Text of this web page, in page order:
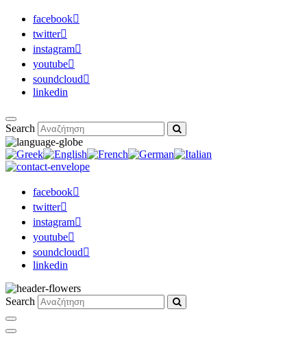
facebook
twitter
instagram
youtube
soundcloud
linkedin
Search
facebook
twitter
instagram
youtube
soundcloud
linkedin
Search